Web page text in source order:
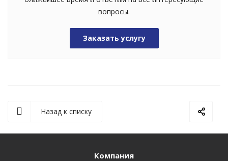
вопросы.
Заказать услугу
Назад к списку
Компания